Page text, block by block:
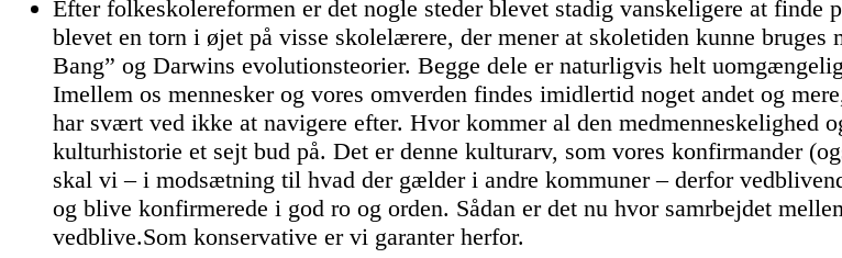
Efter folkeskolereformen er det nogle steder blevet stadig vanskeligere at
blevet en torn i øjet på visse skolelærere, der mener at skoletiden kunne
Bang” og Darwins evolutionsteorier. Begge dele er naturligvis helt
Imellem os mennesker og vores omverden findes imidlertid noget andet og
har svært ved ikke at navigere efter. Hvor kommer al den medmenneskelighed
kulturhistorie et sejt bud på. Det er denne kulturarv, som vores konfirmander
skal vi – i modsætning til hvad der gælder i andre kommuner – derfor
og blive konfirmerede i god ro og orden. Sådan er det nu hvor samrbejdet
vedblive.Som konservative er vi garanter herfor.